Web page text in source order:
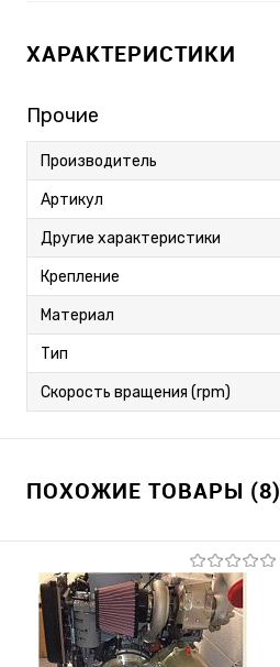
ХАРАКТЕРИСТИКИ
Прочие
Производитель
Артикул
Другие характеристики
Крепление
Материал
Тип
Скорость вращения (rpm)
ПОХОЖИЕ ТОВАРЫ (8)